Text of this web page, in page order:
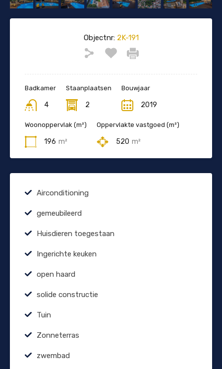
Objectnr:2K-191
Badkamer
4
Staanplaatsen
2
Bouwjaar
2019
Woonoppervlak (m²)
196 m²
Oppervlakte vastgoed (m²)
520 m²
Airconditioning
gemeubileerd
Huisdieren toegestaan
Ingerichte keuken
open haard
solide constructie
Tuin
Zonneterras
zwembad